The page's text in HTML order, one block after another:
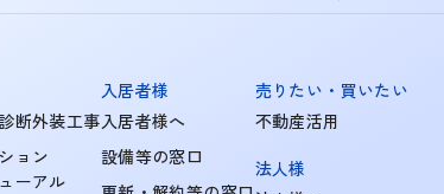
断外装工事
ョン
ーアル
入居者様
入居者様へ
設備等の窓口
売りたい・買いたい
不動産活用
法人様